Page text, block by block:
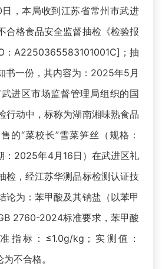
本局收到江苏省常州市武进
合格食品安全监督抽检《检验报
：A2250365583101001C]；抽
书一份，其内容为：2025年5月
进区市场监督管理局组织的国
行动中，标称为湖南湘味熟食品
的“菜校长”雪菜笋丝（规格：
：2025年4月16日）在武进区礼
检，经江苏华测品标检测认证技
论为：苯甲酸及其钠盐（以苯甲
2760-2024标准要求，苯甲酸
指标：≤1.0g/kg；实测值：
不合格。